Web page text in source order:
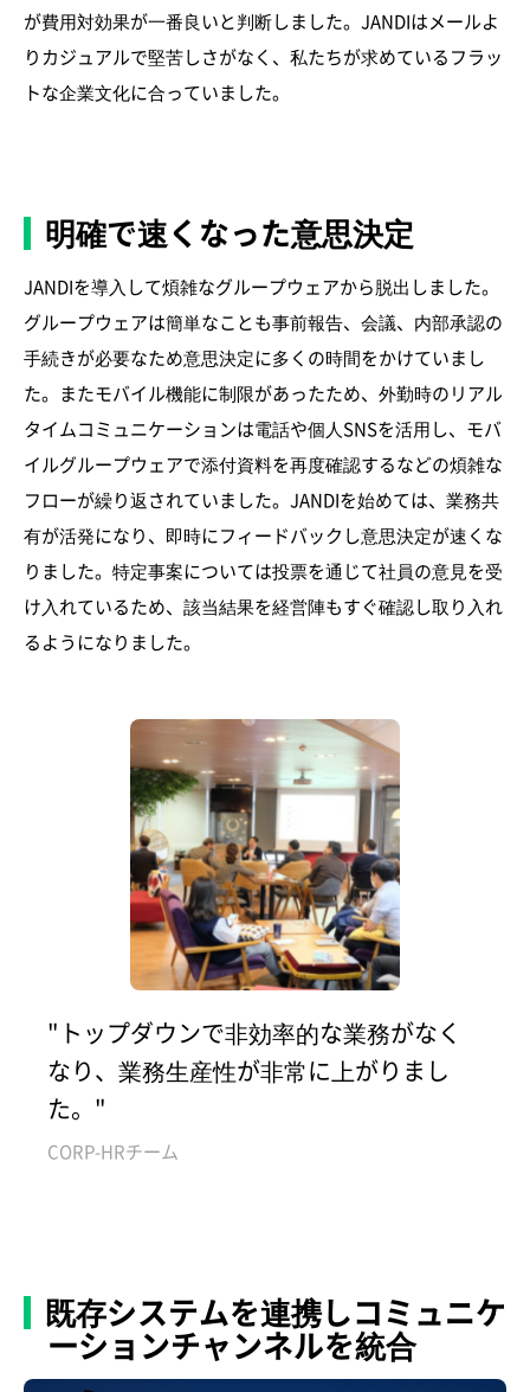
が費用対効果が一番良いと判断しました。JANDIはメールよ
りカジュアルで堅苦しさがなく、私たちが求めているフラッ
トな企業文化に合っていました。
明確で速くなった意思決定
JANDIを導入して煩雑なグループウェアから脱出しました。
グループウェアは簡単なことも事前報告、会議、内部承認の
手続きが必要なため意思決定に多くの時間をかけていまし
た。またモバイル機能に制限があったため、外勤時のリアル
タイムコミュニケーションは電話や個人SNSを活用し、モバ
イルグループウェアで添付資料を再度確認するなどの煩雑な
フローが繰り返されていました。JANDIを始めては、業務共
有が活発になり、即時にフィードバックし意思決定が速くな
りました。特定事案については投票を通じて社員の意見を受
け入れているため、該当結果を経営陣もすぐ確認し取り入れ
るようになりました。
"トップダウンで非効率的な業務がなく
なり、業務生産性が非常に上がりまし
た。"
CORP-HRチーム
既存システムを連携しコミュニケ
ーションチャンネルを統合